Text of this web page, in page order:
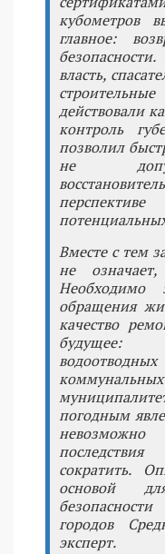
кубометров
главное:
власть,
действовали
контроль
позволил
не
Вместе с тем
не
Необходимо
обращения
качество
будущее:
погодным
невозможно
сократить.
основой
городов
эксперт.